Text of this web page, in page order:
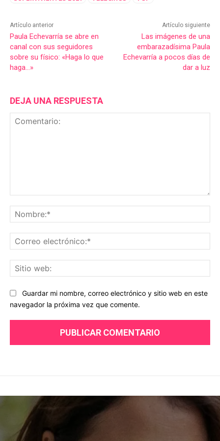
Artículo anterior
Paula Echevarría se abre en
canal con sus seguidores
sobre su físico: «Haga lo que
haga…»
Artículo siguiente
Las imágenes de una
embarazadísima Paula
Echevarría a pocos días de
dar a luz
DEJA UNA RESPUESTA
Guardar mi nombre, correo electrónico y sitio web en este
navegador la próxima vez que comente.